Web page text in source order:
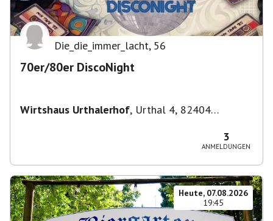
Die_die_immer_lacht, 56
70er/80er DiscoNight
Wirtshaus Urthalerhof, Urthal 4, 82404
3
ANMELDUNGEN
Heute, 07.08.2026
19:45